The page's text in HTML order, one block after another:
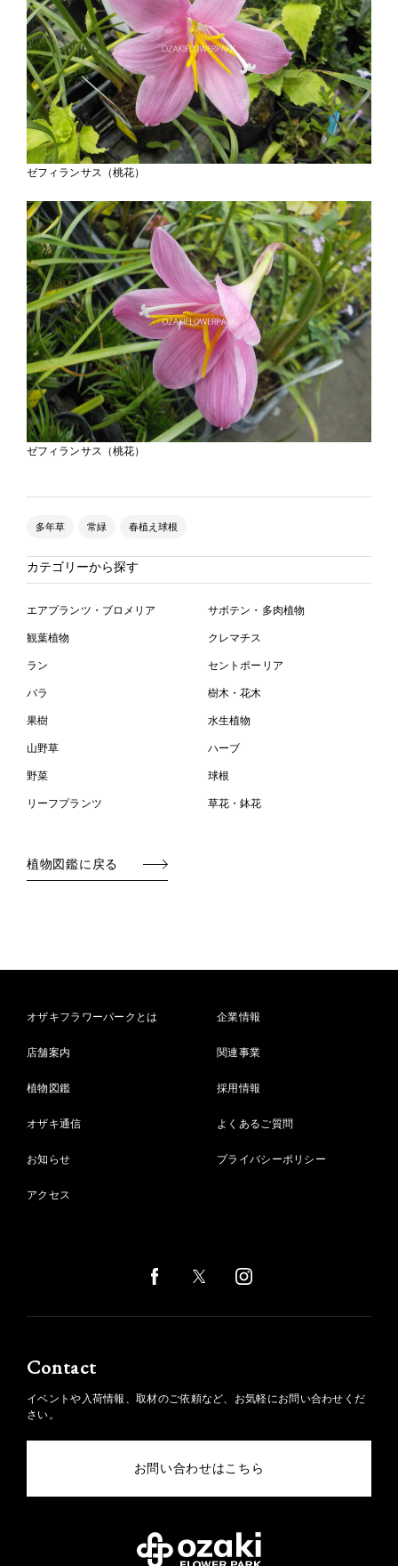
ゼフィランサス（桃花）
ゼフィランサス（桃花）
多年草 常緑 春植え球根
カテゴリーから探す
エアプランツ・ブロメリア サボテン・多肉植物
観葉植物 クレマチス
ラン セントポーリア
バラ 樹木・花木
果樹 水生植物
山野草 ハーブ
野菜 球根
リーフプランツ 草花・鉢花
植物図鑑に戻る
オザキフラワーパークとは
店舗案内
植物図鑑
オザキ通信
お知らせ
アクセス
企業情報
関連事業
採用情報
よくあるご質問
プライバシーポリシー
Contact
イベントや入荷情報、取材のご依頼など、お気軽にお問い合わせくだ
さい。
お問い合わせはこちら